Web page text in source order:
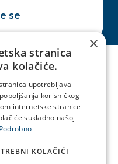
se
×
stranica
kolačiće.
upotrebljava
korisničkog
internetske stranice
sukladno našoj
Podrobno
KOLAČIĆI